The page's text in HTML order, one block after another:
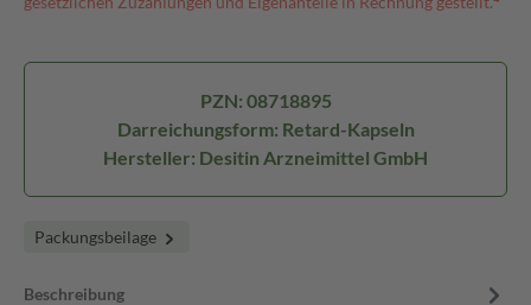
PZN: 08718895
Darreichungsform: Retard-Kapseln
Hersteller: Desitin Arzneimittel GmbH
Packungsbeilage
Beschreibung